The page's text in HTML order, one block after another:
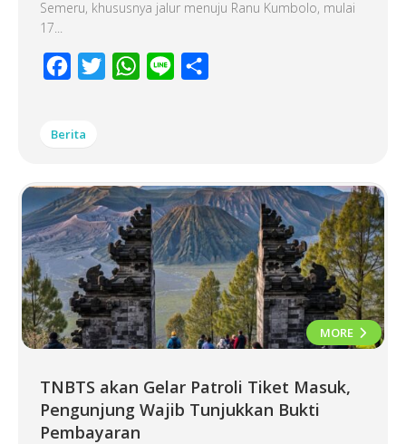
Semeru, khususnya jalur menuju Ranu Kumbolo, mulai
17...
Facebook
Twitter WhatsApp
Line
Berita
MORE
TNBTS akan Gelar Patroli Tiket Masuk,
Pengunjung Wajib Tunjukkan Bukti
Pembayaran